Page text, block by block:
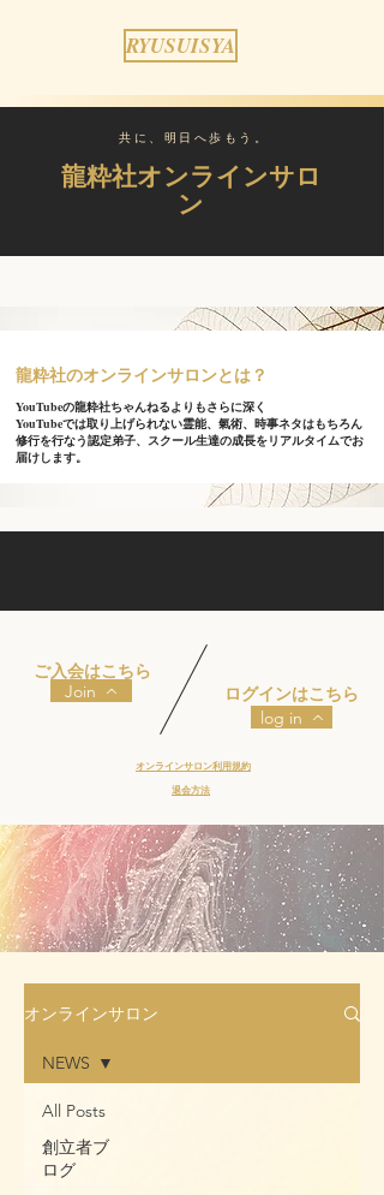
RYUSUISYA
​共に、明日へ歩もう。
龍粋社​オンラインサロ
ン
​龍粋社のオンラインサロンとは？
YouTubeの龍粋社ちゃんねるよりもさらに深く
YouTubeでは取り上げられない霊能、氣術、時事ネタはもちろん
修行を行なう認定弟子、スクール生達の成長をリアルタイムでお
届けします。
​ご入会はこちら
Join ​ログインはこちら
log in
​オンラインサロン利用規約
​退会方法
オンラインサロン
All Posts
創立者ブ
ログ
NEWS